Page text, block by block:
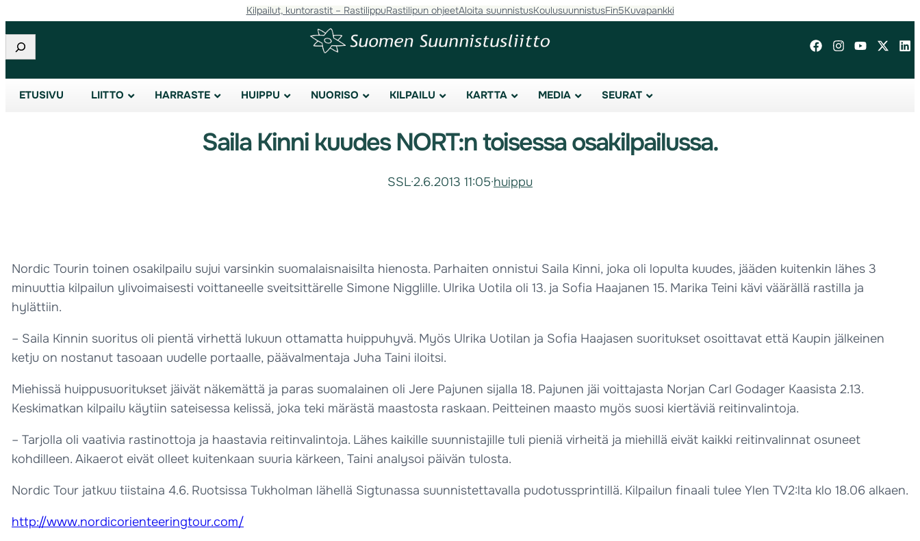
Kilpailut, kuntorastit – RastilippuRastilipun ohjeetAloita suunnistusKoulusuunnistusFin5Kuvapankki
Etsi
ETUSIVU LIITTO HARRASTE HUIPPU NUORISO KILPAILU KARTTA MEDIA SEURAT
Saila Kinni kuudes NORT:n toisessa osakilpailussa.
SSL·2.6.2013 11:05·huippu
Nordic Tourin toinen osakilpailu sujui varsinkin suomalaisnaisilta hienosta. Parhaiten onnistui Saila Kinni, joka oli lopulta kuudes, jääden kuitenkin lähes 3
minuuttia kilpailun ylivoimaisesti voittaneelle sveitsittärelle Simone Nigglille. Ulrika Uotila oli 13. ja Sofia Haajanen 15. Marika Teini kävi väärällä rastilla ja
hylättiin.
– Saila Kinnin suoritus oli pientä virhettä lukuun ottamatta huippuhyvä. Myös Ulrika Uotilan ja Sofia Haajasen suoritukset osoittavat että Kaupin jälkeinen
ketju on nostanut tasoaan uudelle portaalle, päävalmentaja Juha Taini iloitsi.
Miehissä huippusuoritukset jäivät näkemättä ja paras suomalainen oli Jere Pajunen sijalla 18. Pajunen jäi voittajasta Norjan Carl Godager Kaasista 2.13.
Keskimatkan kilpailu käytiin sateisessa kelissä, joka teki märästä maastosta raskaan. Peitteinen maasto myös suosi kiertäviä reitinvalintoja.
– Tarjolla oli vaativia rastinottoja ja haastavia reitinvalintoja. Lähes kaikille suunnistajille tuli pieniä virheitä ja miehillä eivät kaikki reitinvalinnat osuneet
kohdilleen. Aikaerot eivät olleet kuitenkaan suuria kärkeen, Taini analysoi päivän tulosta.
Nordic Tour jatkuu tiistaina 4.6. Ruotsissa Tukholman lähellä Sigtunassa suunnistettavalla pudotussprintillä. Kilpailun finaali tulee Ylen TV2:lta klo 18.06 alkaen.
http://www.nordicorienteeringtour.com/